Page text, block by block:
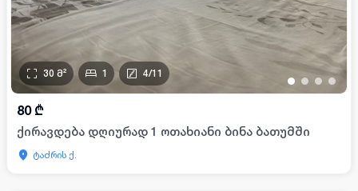
• • • •
30 მ² 1 4/11
80 ₾
ქირავდება დღიურად 1 ოთახიანი ბინა ბათუმში
ტაძრის ქ.